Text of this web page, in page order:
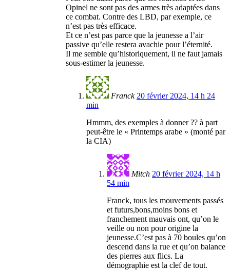
Opinel ne sont pas des armes très adaptées dans
ce combat. Contre des LBD, par exemple, ce
n’est pas très efficace.
Et ce n’est pas parce que la jeunesse a l’air
passive qu’elle restera avachie pour l’éternité.
Il me semble qu’historiquement, il ne faut jamais
sous-estimer la jeunesse.
Franck 20 février 2024, 14 h 24
min
Hmmm, des exemples à donner ?? à part
peut-être le « Printemps arabe » (monté par
la CIA)
Mitch 20 février 2024, 14 h
54 min
Franck, tous les mouvements passés
et futurs,bons,moins bons et
franchement mauvais ont, qu’on le
veille ou non pour origine la
jeunesse.C’est pas à 70 boules qu’on
descend dans la rue et qu’on balance
des pierres aux flics. La
démographie est la clef de tout.